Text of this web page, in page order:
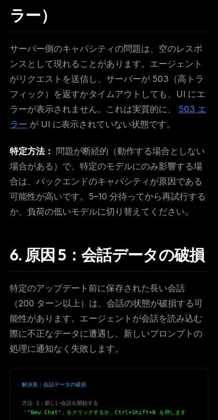
ラー）
サーバー側のキャパシティの問題は、空のレスポ
ンスとして現れることがあります。エージェント
がリクエストを送信し、サーバーが 503（高トラ
フィック）を返すかタイムアウトしても、UI にエ
ラーが表示されません。これは実質的に、 503 エ
ラー が UI に表示されていない状態です。
特定方法：
問題が断続的（動作する場合としない
場合がある）で、特定のモデルにのみ影響する場
合は、バックエンドのキャパシティが原因である
可能性が高いです。5–10 分待ってから再試行する
か、負荷の低いモデルに切り替えてください。
6. 原因 5：会話データの破損
特定のアップデート前に保存された長い会話
（200 ターン以上）は、会話の状態が破損する可
能性があります。エージェントが会話を読み込む
際に不正なデータに遭遇し、新しいプロンプトの
処理に通知なく失敗します。
解決策：会話データの破損
方法 1：新しい会話を開始する
「"New Chat"」をクリックするか、Ctrl+Shift+N を押します
THIS WEEK'S DIGEST
MCP pick of the week
New agent skill drop
Free · Weekly · 2 min read
workflow updates — one email, no noise.